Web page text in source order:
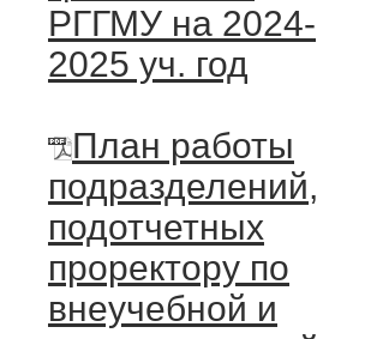
РГГМУ на 2024-
2025 уч. год
План работы
подразделений,
подотчетных
проректору по
внеучебной и